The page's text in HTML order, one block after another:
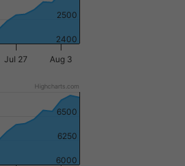
Jul 27 Aug 3
2400
2500
6000
6250
6500
Highcharts.com